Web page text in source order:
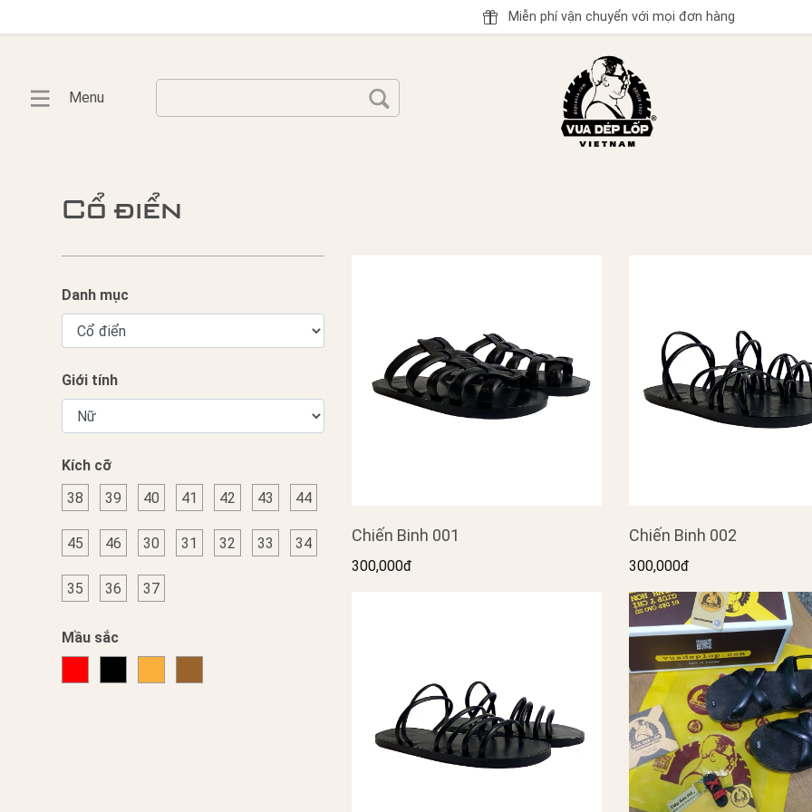
Miễn phí vận chuyển với mọi đơn hàng
Menu
Cổ điển
Danh mục
Giới tính
Kích cỡ
38
39 40 41 42 43 44
45 46 30 31 32 33 34
35 36 37
Mầu sắc
Chiến Binh 001
300,000đ
Chiến Binh 002
300,000đ